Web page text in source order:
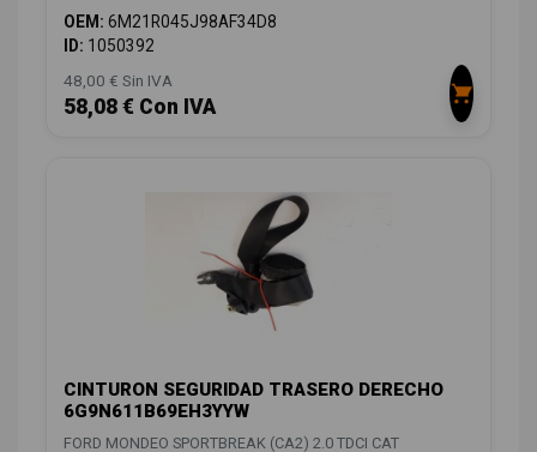
OEM: 6M21R045J98AF34D8
ID: 1050392
48,00 € Sin IVA
58,08 € Con IVA
CINTURON SEGURIDAD TRASERO DERECHO
6G9N611B69EH3YYW
FORD MONDEO SPORTBREAK (CA2) 2.0 TDCI CAT